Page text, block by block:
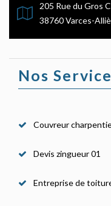
205 Rue du Gros
38760 Varces-
Nos
Couvreur
Devis zingueur 01
Entreprise de